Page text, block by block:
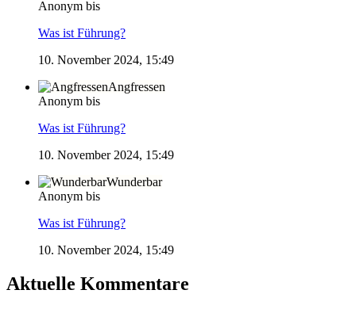
Anonym bis
Was ist Führung?
10. November 2024, 15:49
Angfressen
Anonym bis
Was ist Führung?
10. November 2024, 15:49
Wunderbar
Anonym bis
Was ist Führung?
10. November 2024, 15:49
Aktuelle Kommentare